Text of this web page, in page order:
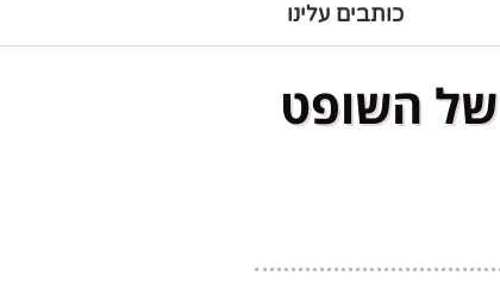
כותבים עלינו
של השופט